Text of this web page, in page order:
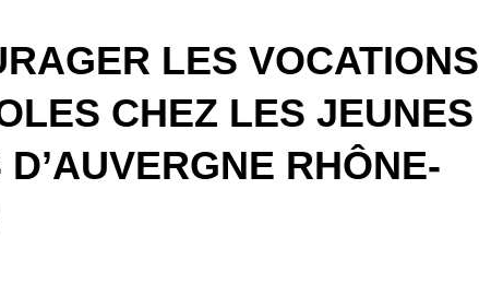
LES VOCATIONS
CHEZ LES JEUNES
RHÔNE-